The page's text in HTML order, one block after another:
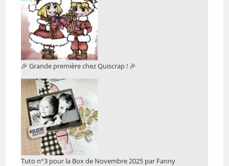
🎉 Grande première chez Quiscrap ! 🎉
Tuto n°3 pour la Box de Novembre 2025 par Fanny